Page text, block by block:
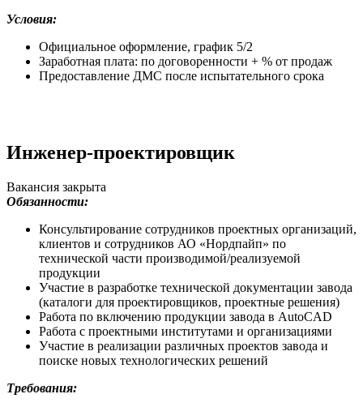
Условия:
Официальное оформление, график 5/2
Заработная плата: по договоренности + % от продаж
Предоставление ДМС после испытательного срока
Инженер-проектировщик
Вакансия закрыта
Обязанности:
Консультирование сотрудников проектных организаций,
клиентов и сотрудников АО «Нордпайп» по
технической части производимой/реализуемой
продукции
Участие в разработке технической документации завода
(каталоги для проектировщиков, проектные решения)
Работа по включению продукции завода в AutoCAD
Работа с проектными институтами и организациями
Участие в реализации различных проектов завода и
поиске новых технологических решений
Требования: